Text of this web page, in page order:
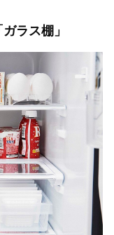
ラス棚」